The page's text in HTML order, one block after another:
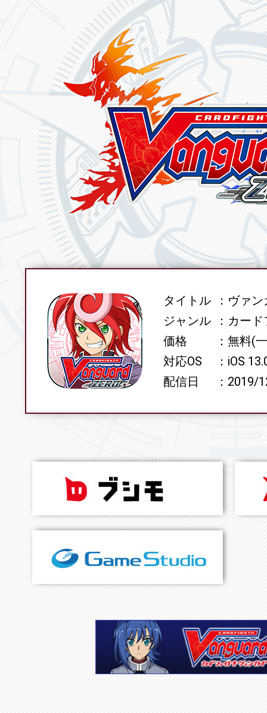
SPECタイトル
ヴァン
ジャンル
カード
価格
無料(
対応OS
iOS
配信日
2019/